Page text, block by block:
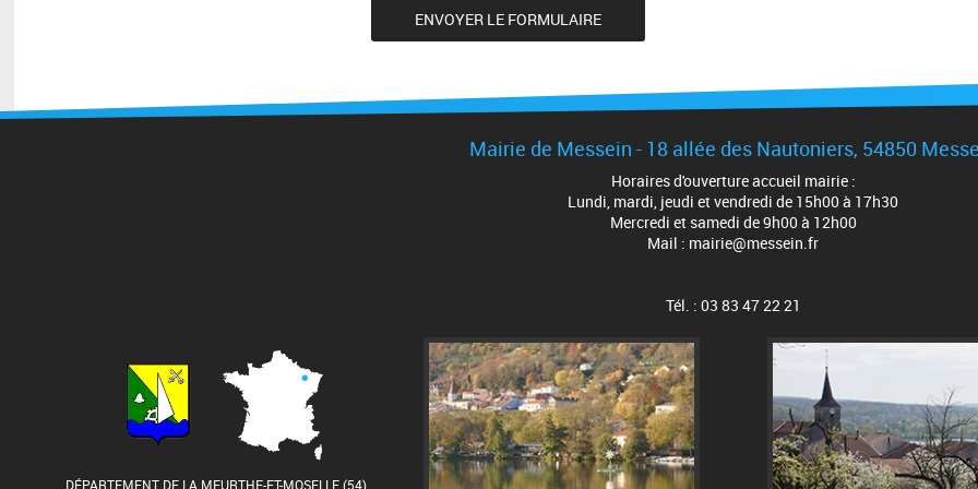
Mairie de Messein - 18 allée des Nautoniers, 54850
Horaires d'ouverture accueil mairie :
Lundi, mardi, jeudi et vendredi de 15h00 à 17h30
Mercredi et samedi de 9h00 à 12h00
Mail : mairie@messein.fr
Tél. : 03 83 47 22 21
DÉPARTEMENT DE LA MEURTHE-ET-MOSELLE (54)